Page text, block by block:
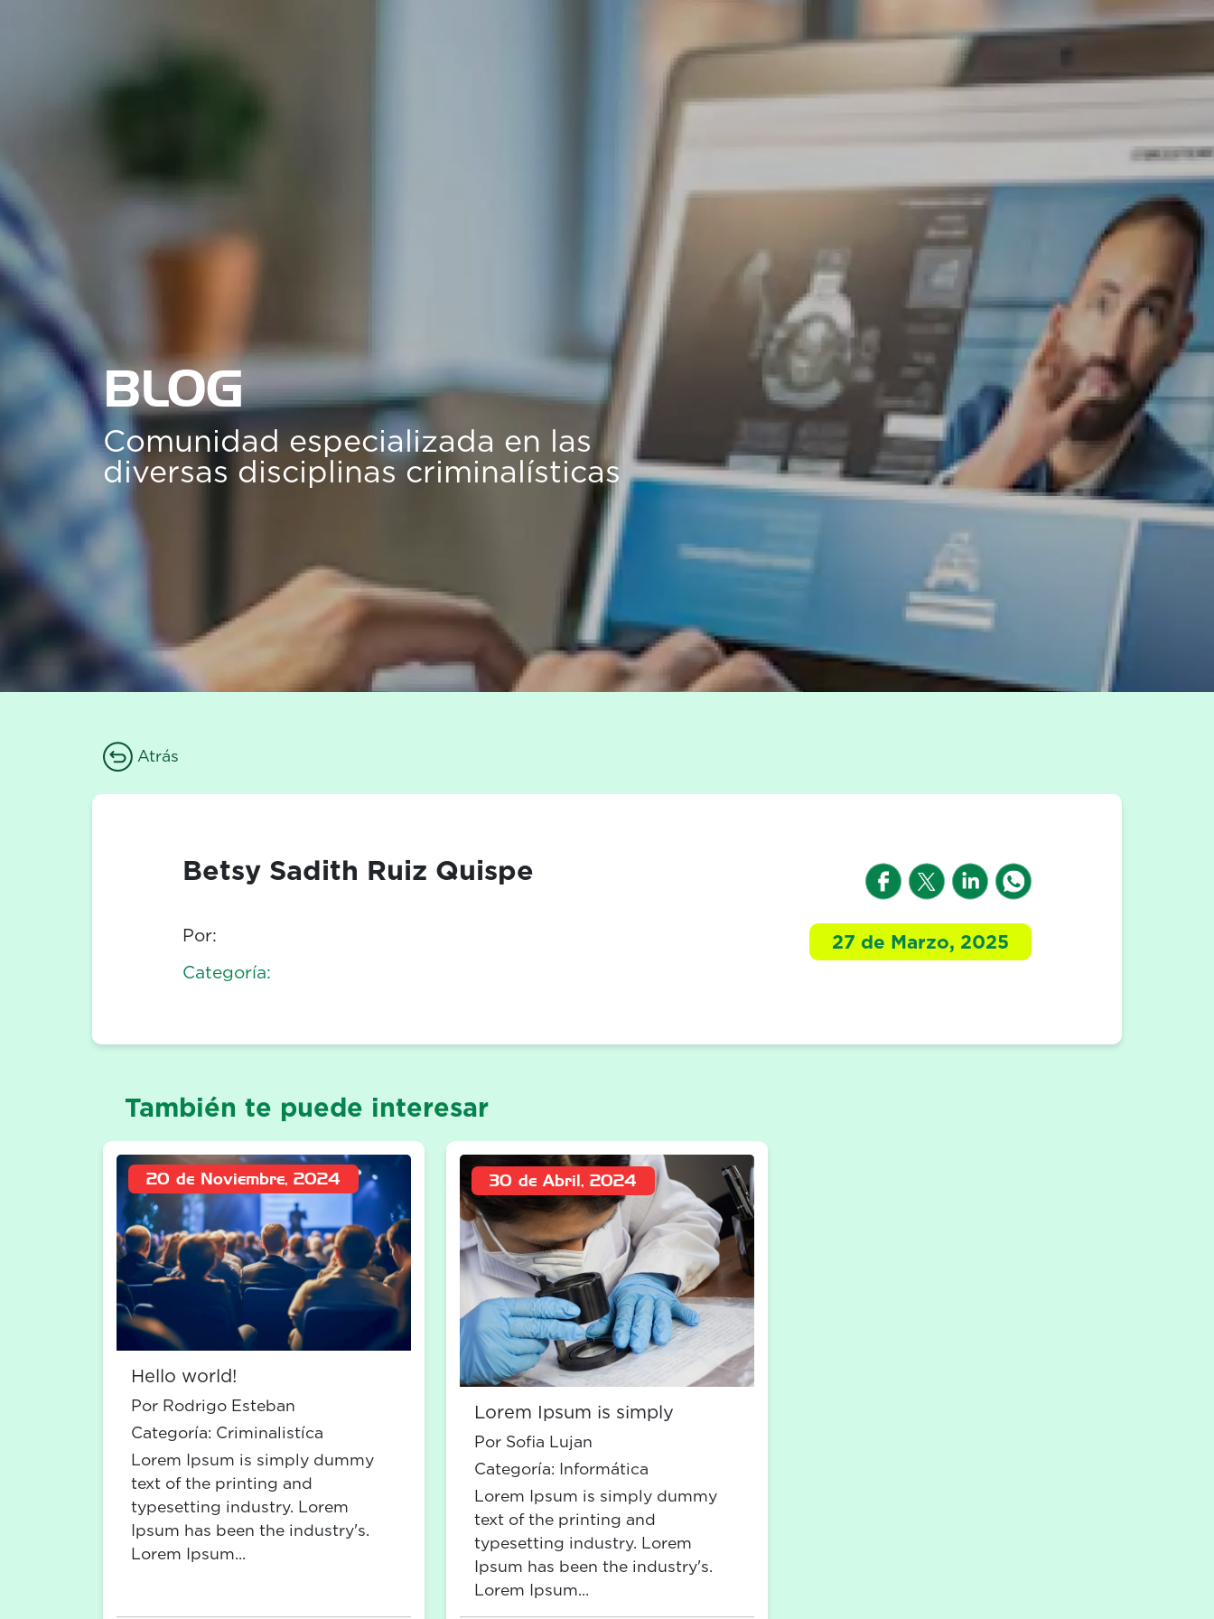
Certificados Soluciones Contáctanos
BLOG
Comunidad especializada en las
diversas disciplinas criminalísticas
Atrás
Betsy Sadith Ruiz Quispe
Por: 27 de Marzo, 2025
Categoría:
También te puede interesar
20 de Noviembre, 2024
Hello world!
Por Rodrigo Esteban
Categoría: Criminalistíca
Lorem Ipsum is simply dummy
text of the printing and
typesetting industry. Lorem
Ipsum has been the industry's.
Lorem Ipsum...
30 de Abril, 2024
Lorem Ipsum is simply
Por Sofia Lujan
Categoría: Informática
Lorem Ipsum is simply dummy
text of the printing and
typesetting industry. Lorem
Ipsum has been the industry's.
Lorem Ipsum...